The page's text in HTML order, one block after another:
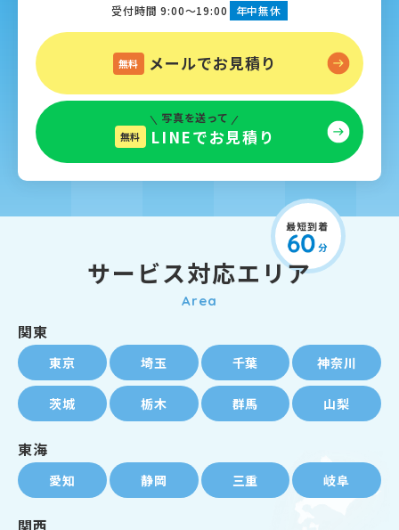
受付時間 9:00～19:00 年中無休
無料 メールでお見積り
写真を送って
無料 LINEでお見積り
サービス対応エリア
Area
関東
東京 埼玉 千葉 神奈川
茨城 栃木 群馬 山梨
東海
愛知 静岡 三重 岐阜
関西